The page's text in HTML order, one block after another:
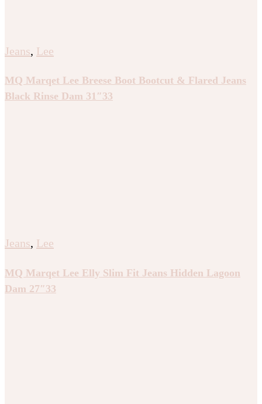
Jeans, Lee
MQ Marqet Lee Breese Boot Bootcut & Flared Jeans
Black Rinse Dam 31″33
Jeans, Lee
MQ Marqet Lee Elly Slim Fit Jeans Hidden Lagoon
Dam 27″33